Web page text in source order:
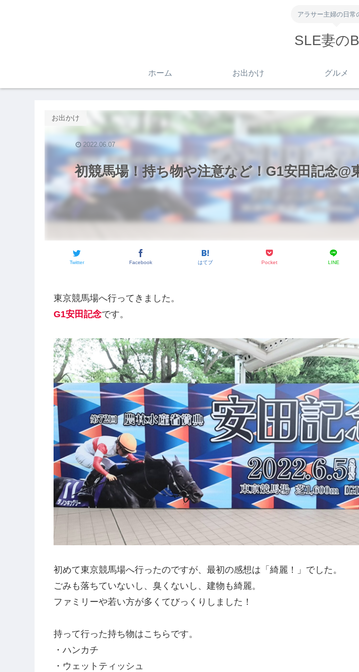
アラサー主婦の日常
SLE妻の
ホーム お出かけ グルメ
初競馬場！持ち物や注意など！G1安田記念@
お出かけ
Twitter Facebook はてブ Pocket LINE
2022.06.07
東京競馬場へ行ってきました。
G1安田記念です。
初めて東京競馬場へ行ったのですが、最初の感想は「綺麗！」でした。
ごみも落ちていないし、臭くないし、建物も綺麗。
ファミリーや若い方が多くてびっくりしました！
持って行った持ち物はこちらです。
・ハンカチ
・ウェットティッシュ